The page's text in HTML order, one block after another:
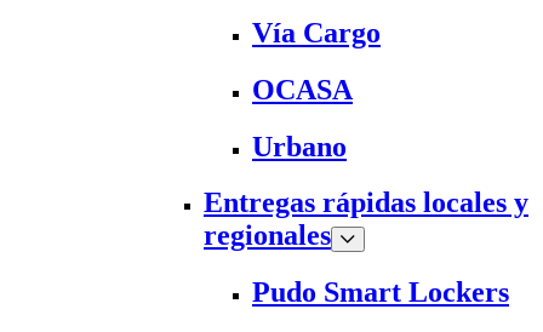
Vía Cargo
OCASA
Urbano
Entregas rápidas locales y
regionales
Pudo Smart Lockers